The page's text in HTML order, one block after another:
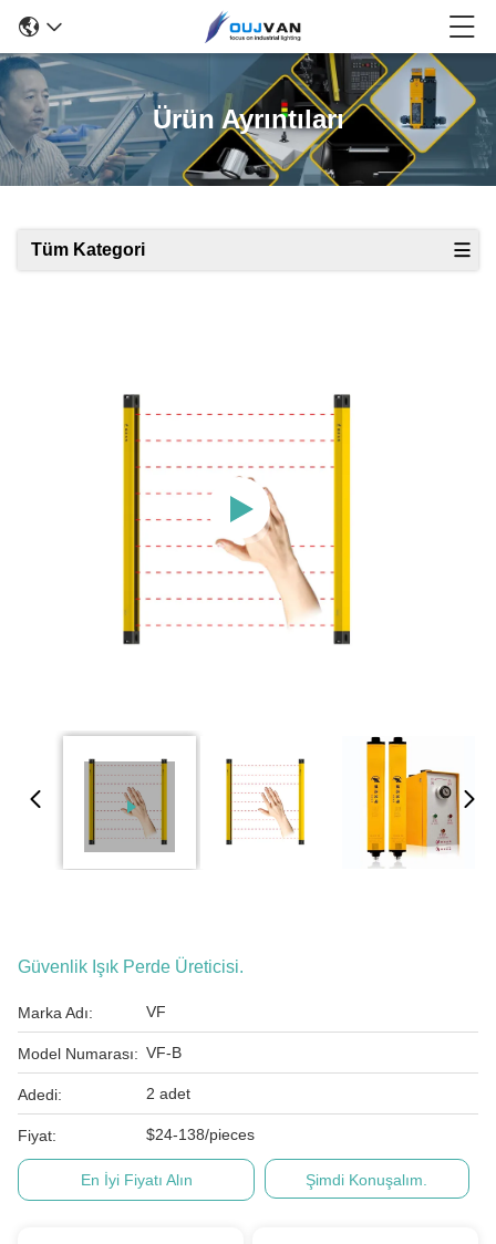
Ürün Ayrıntıları
Tüm Kategori
Güvenlik Işık Perde Üreticisi.
Marka Adı: VF
Model Numarası: VF-B
Adedi: 2 adet
Fiyat: $24-138/pieces
En İyi Fiyatı Alın Şimdi Konuşalım.